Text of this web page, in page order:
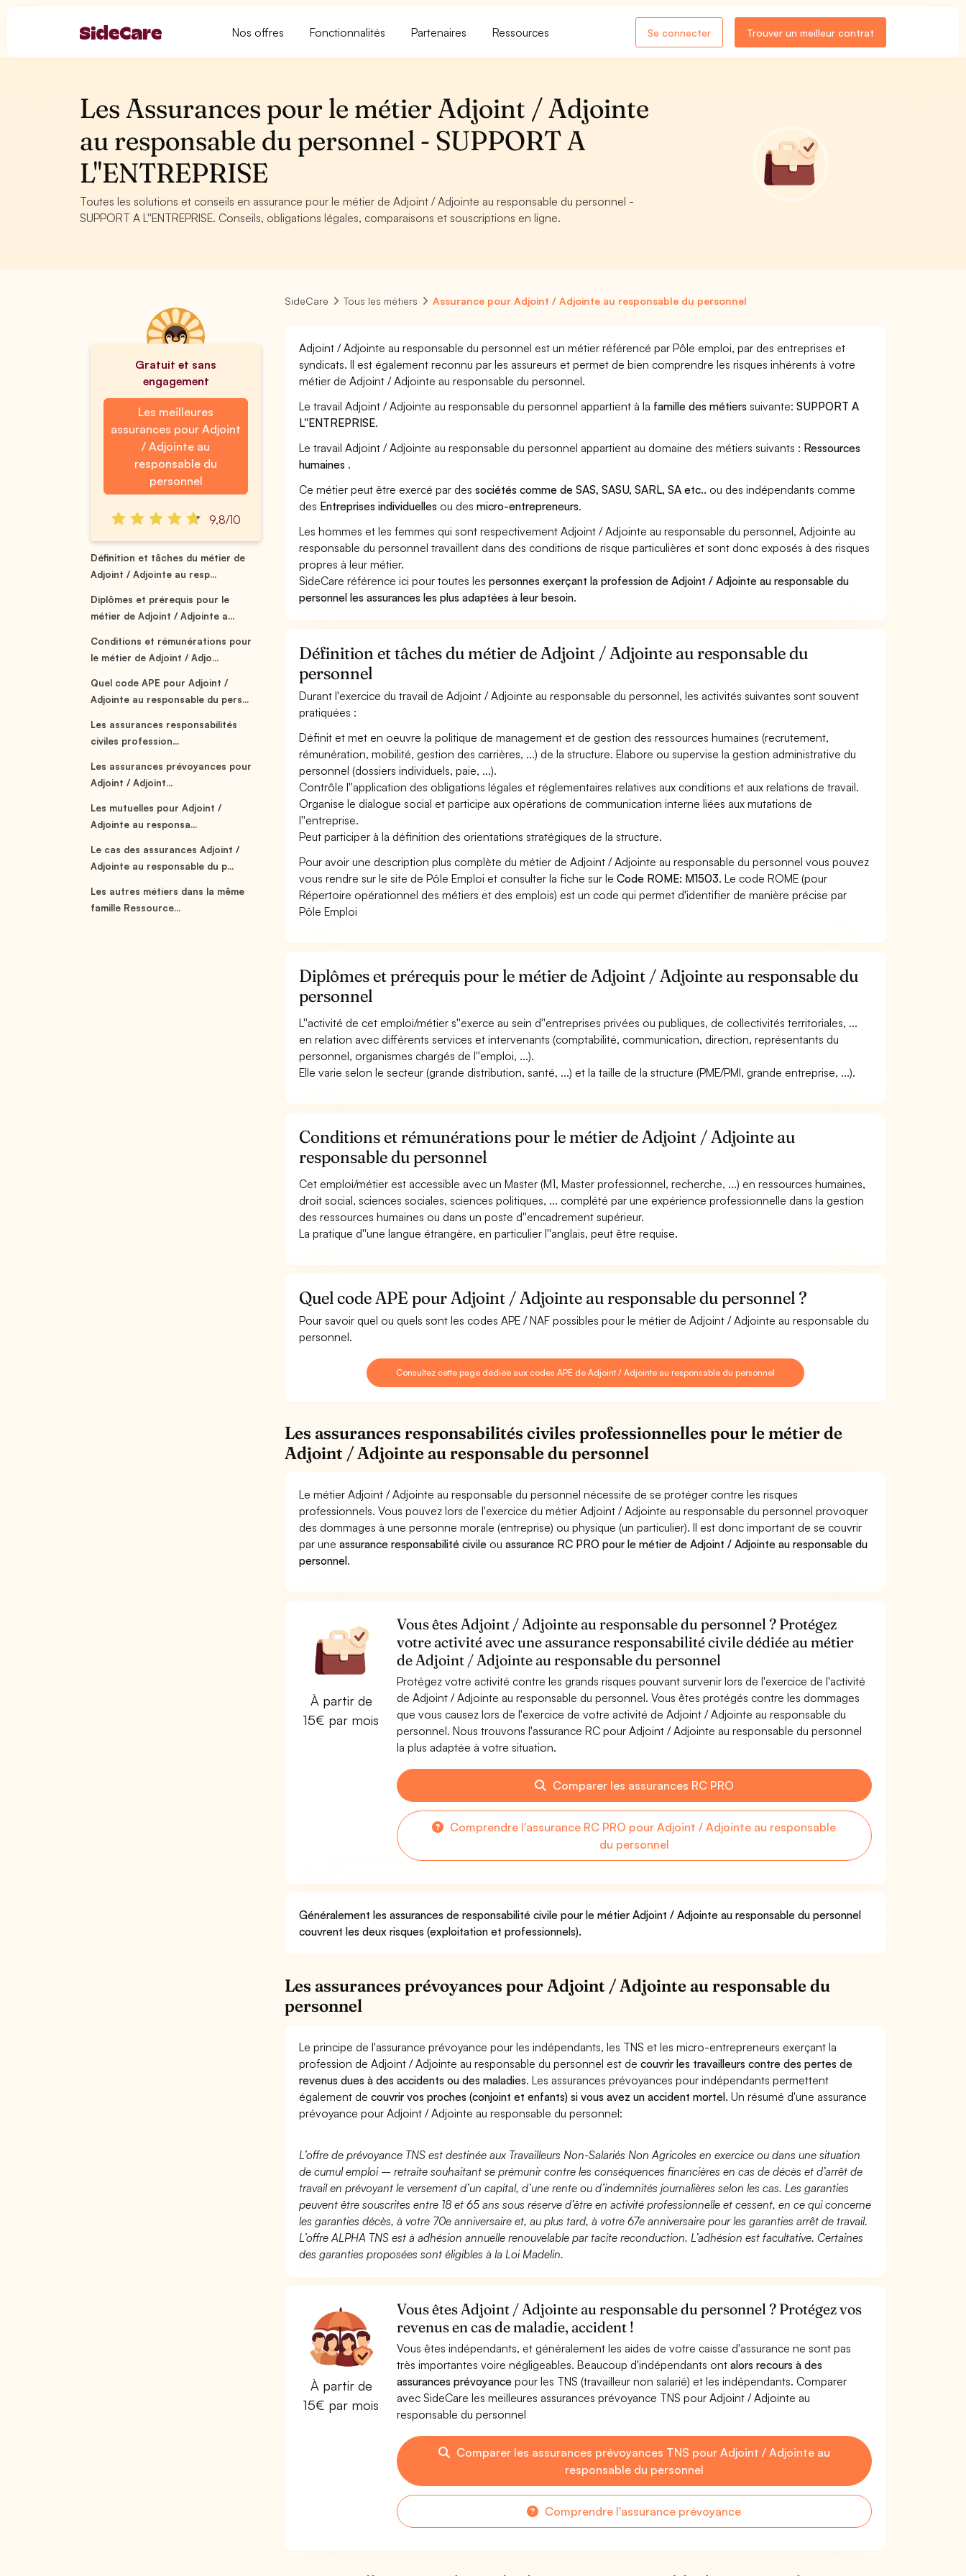
Nos offres Fonctionnalités Partenaires Ressources Se connecter Trouver un meilleur contrat
Les Assurances pour le métier Adjoint / Adjointe
au responsable du personnel - SUPPORT A
L''ENTREPRISE
Toutes les solutions et conseils en assurance pour le métier de Adjoint / Adjointe au responsable du personnel -
SUPPORT A L''ENTREPRISE. Conseils, obligations légales, comparaisons et souscriptions en ligne.
Gratuit et sans
engagement
Les meilleures
assurances pour Adjoint
/ Adjointe au
responsable du
personnel
9,8/10
Définition et tâches du métier de
Adjoint / Adjointe au resp...
Diplômes et prérequis pour le
métier de Adjoint / Adjointe a...
Conditions et rémunérations pour
le métier de Adjoint / Adjo...
Quel code APE pour Adjoint /
Adjointe au responsable du pers...
Les assurances responsabilités
civiles profession...
Les assurances prévoyances pour
Adjoint / Adjoint...
Les mutuelles pour Adjoint /
Adjointe au responsa...
Le cas des assurances Adjoint /
Adjointe au responsable du p...
Les autres métiers dans la même
famille Ressource...
SideCare Tous les métiers Assurance pour Adjoint / Adjointe au responsable du personnel
Adjoint / Adjointe au responsable du personnel est un métier référencé par Pôle emploi, par des entreprises et
syndicats. Il est également reconnu par les assureurs et permet de bien comprendre les risques inhérents à votre
métier de Adjoint / Adjointe au responsable du personnel.
Le travail Adjoint / Adjointe au responsable du personnel appartient à la famille des métiers suivante:SUPPORT A
L''ENTREPRISE.
Le travail Adjoint / Adjointe au responsable du personnel appartient au domaine des métiers suivants : Ressources
humaines .
Ce métier peut être exercé par dessociétés comme de SAS, SASU, SARL, SA etc.. ou des indépendants comme
des Entreprises individuelles ou desmicro-entrepreneurs.
Les hommes et les femmes qui sont respectivement Adjoint / Adjointe au responsable du personnel, Adjointe au
responsable du personnel travaillent dans des conditions de risque particulières et sont donc exposés à des risques
propres à leur métier.
SideCare référence ici pour toutes lespersonnes exerçant la profession de Adjoint / Adjointe au responsable du
personnel les assurances les plus adaptées à leur besoin.
Définition et tâches du métier de Adjoint / Adjointe au responsable du
personnel
Durant l'exercice du travail de Adjoint / Adjointe au responsable du personnel, les activités suivantes sont souvent
pratiquées :
Définit et met en oeuvre la politique de management et de gestion des ressources humaines (recrutement,
rémunération, mobilité, gestion des carrières, ...) de la structure. Elabore ou supervise la gestion administrative du
personnel (dossiers individuels, paie, ...).
Contrôle l''application des obligations légales et réglementaires relatives aux conditions et aux relations de travail.
Organise le dialogue social et participe aux opérations de communication interne liées aux mutations de
l''entreprise.
Peut participer à la définition des orientations stratégiques de la structure.
Pour avoir une description plus complète du métier de Adjoint / Adjointe au responsable du personnel vous pouvez
vous rendre sur le site de Pôle Emploi et consulter la fiche sur leCode ROME: M1503. Le code ROME (pour
Répertoire opérationnel des métiers et des emplois) est un code qui permet d'identifier de manière précise par
Pôle Emploi
Diplômes et prérequis pour le métier de Adjoint / Adjointe au responsable du
personnel
L''activité de cet emploi/métier s''exerce au sein d''entreprises privées ou publiques, de collectivités territoriales, ...
en relation avec différents services et intervenants (comptabilité, communication, direction, représentants du
personnel, organismes chargés de l''emploi, ...).
Elle varie selon le secteur (grande distribution, santé, ...) et la taille de la structure (PME/PMI, grande entreprise, ...).
Conditions et rémunérations pour le métier de Adjoint / Adjointe au
responsable du personnel
Cet emploi/métier est accessible avec un Master (M1, Master professionnel, recherche, ...) en ressources humaines,
droit social, sciences sociales, sciences politiques, ... complété par une expérience professionnelle dans la gestion
des ressources humaines ou dans un poste d''encadrement supérieur.
La pratique d''une langue étrangère, en particulier l''anglais, peut être requise.
Quel code APE pour Adjoint / Adjointe au responsable du personnel ?
Pour savoir quel ou quels sont les codes APE / NAF possibles pour le métier de Adjoint / Adjointe au responsable du
personnel.
Consultez cette page dédiée aux codes APE de Adjoint / Adjointe au responsable du personnel
Les assurances responsabilités civiles professionnelles pour le métier de
Adjoint / Adjointe au responsable du personnel
Le métier Adjoint / Adjointe au responsable du personnel nécessite de se protéger contre les risques
professionnels. Vous pouvez lors de l'exercice du métier Adjoint / Adjointe au responsable du personnel provoquer
des dommages à une personne morale (entreprise) ou physique (un particulier). Il est donc important de se couvrir
par uneassurance responsabilité civile ouassurance RC PRO pour le métier de Adjoint / Adjointe au responsable du
personnel.
À partir de
15€ par mois
Vous êtes Adjoint / Adjointe au responsable du personnel ? Protégez
votre activité avec une assurance responsabilité civile dédiée au métier
de Adjoint / Adjointe au responsable du personnel
Protégez votre activité contre les grands risques pouvant survenir lors de l'exercice de l'activité
de Adjoint / Adjointe au responsable du personnel. Vous êtes protégés contre les dommages
que vous causez lors de l'exercice de votre activité de Adjoint / Adjointe au responsable du
personnel. Nous trouvons l'assurance RC pour Adjoint / Adjointe au responsable du personnel
la plus adaptée à votre situation.
Comparer les assurances RC PRO
Comprendre l'assurance RC PRO pour Adjoint / Adjointe au responsable
du personnel
Généralement les assurances de responsabilité civile pour le métier Adjoint / Adjointe au responsable du personnel
couvrent les deux risques (exploitation et professionnels).
Les assurances prévoyances pour Adjoint / Adjointe au responsable du
personnel
Le principe de l'assurance prévoyance pour les indépendants, les TNS et les micro-entrepreneurs exerçant la
profession de Adjoint / Adjointe au responsable du personnel est decouvrir les travailleurs contre des pertes de
revenus dues à des accidents ou des maladies. Les assurances prévoyances pour indépendants permettent
également decouvrir vos proches (conjoint et enfants) si vous avez un accident mortel. Un résumé d'une assurance
prévoyance pour Adjoint / Adjointe au responsable du personnel:
L’offre de prévoyance TNS est destinée aux Travailleurs Non-Salariés Non Agricoles en exercice ou dans une situation
de cumul emploi – retraite souhaitant se prémunir contre les conséquences financières en cas de décès et d’arrêt de
travail en prévoyant le versement d’un capital, d’une rente ou d’indemnités journalières selon les cas. Les garanties
peuvent être souscrites entre 18 et 65 ans sous réserve d’être en activité professionnelle et cessent, en ce qui concerne
les garanties décès, à votre 70e anniversaire et, au plus tard, à votre 67e anniversaire pour les garanties arrêt de travail.
L’offre ALPHA TNS est à adhésion annuelle renouvelable par tacite reconduction. L’adhésion est facultative. Certaines
des garanties proposées sont éligibles à la Loi Madelin.
À partir de
15€ par mois
Vous êtes Adjoint / Adjointe au responsable du personnel ? Protégez vos
revenus en cas de maladie, accident !
Vous êtes indépendants, et généralement les aides de votre caisse d'assurance ne sont pas
très importantes voire négligeables. Beaucoup d'indépendants ont alors recours à des
assurances prévoyancepour les TNS (travailleur non salarié) et les indépendants. Comparer
avec SideCare les meilleures assurances prévoyance TNS pour Adjoint / Adjointe au
responsable du personnel
Comparer les assurances prévoyances TNS pour Adjoint / Adjointe au
responsable du personnel
Comprendre l'assurance prévoyance